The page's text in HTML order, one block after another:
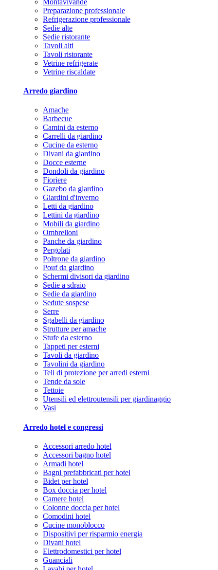
Preparazione professionale
Refrigerazione professionale
Sedie alte
Sedie ristorante
Tavoli alti
Tavoli ristorante
Vetrine refrigerate
Vetrine riscaldate
Arredo giardino
Amache
Barbecue
Camini da esterno
Carrelli da giardino
Cucine da esterno
Divani da giardino
Docce esterne
Dondoli da giardino
Fioriere
Gazebo da giardino
Giardini d'inverno
Letti da giardino
Lettini da giardino
Mobili da giardino
Ombrelloni
Panche da giardino
Pergolati
Poltrone da giardino
Pouf da giardino
Schermi divisori da giardino
Sedie a sdraio
Sedie da giardino
Sedute sospese
Serre
Sgabelli da giardino
Strutture per amache
Stufe da esterno
Tappeti per esterni
Tavoli da giardino
Tavolini da giardino
Teli di protezione per arredi esterni
Tende da sole
Tettoie
Utensili ed elettroutensili per giardinaggio
Vasi
Arredo hotel e congressi
Accessori arredo hotel
Accessori bagno hotel
Armadi hotel
Bagni prefabbricati per hotel
Bidet per hotel
Box doccia per hotel
Camere hotel
Colonne doccia per hotel
Comodini hotel
Cucine monoblocco
Dispositivi per risparmio energia
Divani hotel
Elettrodomestici per hotel
Guanciali